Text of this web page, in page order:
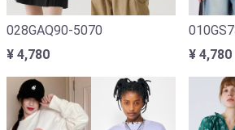
028GAQ90-5070
¥ 4,780
¥ 4,780